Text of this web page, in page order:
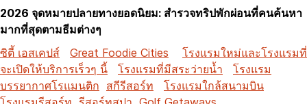
2026 จุดหมายปลายทางยอดนิยม: สำรวจทริปพักผ่อนที่คนค้นหา
มากที่สุดตามธีมต่างๆ
ซิตี้ เอสเคปส์
Great Foodie Cities
โรงแรมใหม่และโรงแรมที่
จะเปิดให้บริการเร็วๆ นี้
โรงแรมที่มีสระว่ายน้ำ
โรงแรม
บรรยากาศโรแมนติก สกีรีสอร์ท
โรงแรมใกล้สนามบิน